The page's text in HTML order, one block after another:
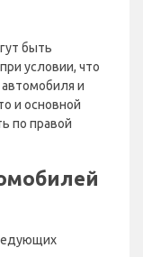
быть
условии, что
и
и основной
по правой